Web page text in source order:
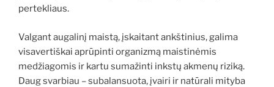
pertekliaus.
Valgant augalinį maistą, įskaitant ankštinius, galima
visavertiškai aprūpinti organizmą maistinėmis
medžiagomis ir kartu sumažinti inkstų akmenų riziką.
Daug svarbiau – subalansuota, įvairi ir natūrali mityba